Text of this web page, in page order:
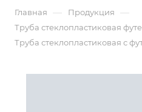
Главная — Продукция —
Труба стеклопластиковая
Труба стеклопластиковая с